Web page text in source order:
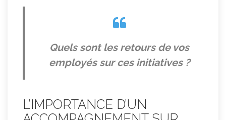
Quels sont les retours de vos
employés sur ces initiatives ?
L’IMPORTANCE D’UN